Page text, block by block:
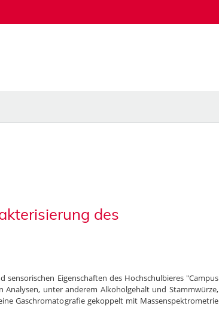
des
Eigenschaften des Hochschulbieres "Campus
Analysen, unter anderem Alkoholgehalt und Stammwürze,
Gaschromatografie gekoppelt mit Massenspektrometrie